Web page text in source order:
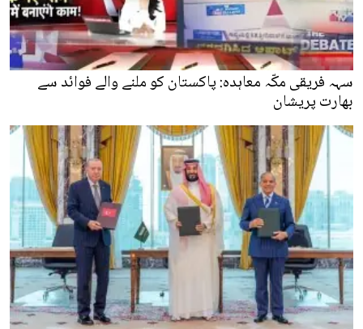
سہہ فریقی مکّہ معاہدہ: پاکستان کو ملنے والے فوائد سے
بھارت پریشان